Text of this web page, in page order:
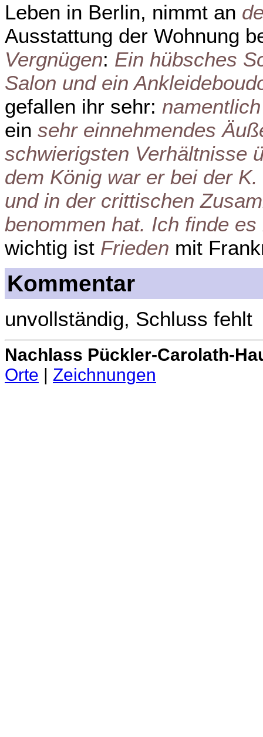
Leben in Berlin, nimmt an
Ausstattung der Wohnung
Vergnügen: Ein hübsches
Salon und ein
gefallen ihr sehr:
ein sehr einnehmendes
schwierigsten Verhältnisse
dem König war er bei der
und in der crittischen
benommen hat. Ich finde
wichtig ist Frieden mit
Kommentar
unvollständig, Schluss fehlt
Nachlass Pückler-Carolath-
Orte | Zeichnungen